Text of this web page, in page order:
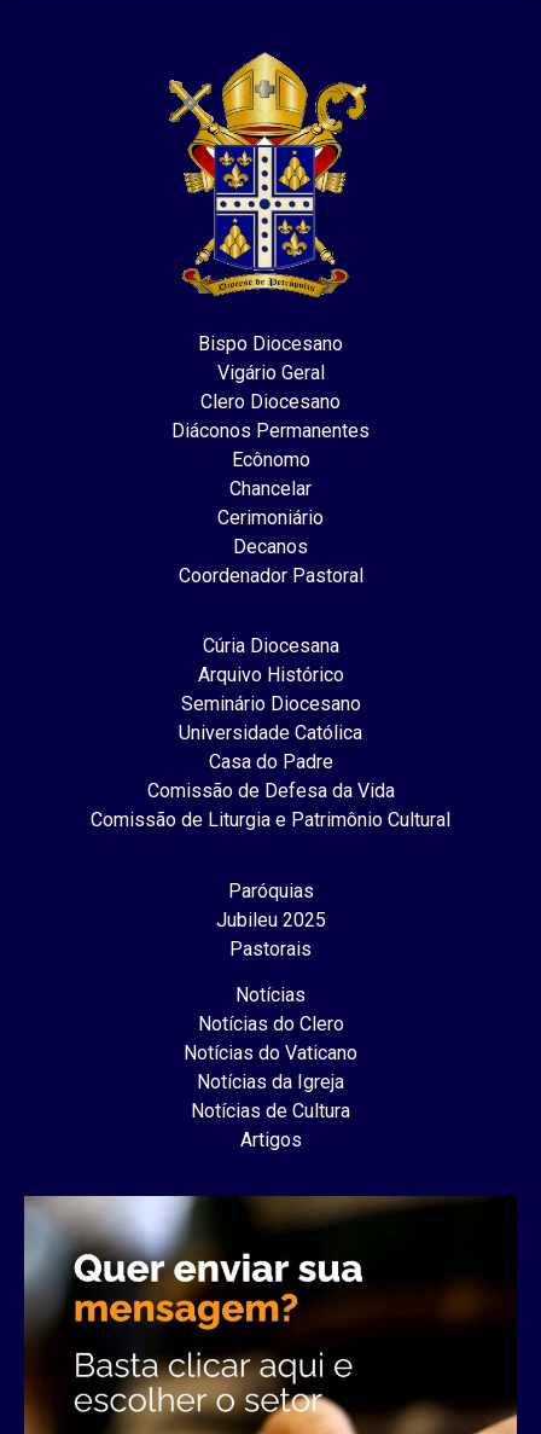
Bispo Diocesano
Vigário Geral
Clero Diocesano
Diáconos Permanentes
Ecônomo
Chancelar
Cerimoniário
Decanos
Coordenador Pastoral
Cúria Diocesana
Arquivo Histórico
Seminário Diocesano
Universidade Católica
Casa do Padre
Comissão de Defesa da Vida
Comissão de Liturgia e Patrimônio Cultural
Paróquias
Jubileu 2025
Pastorais
Notícias
Notícias do Clero
Notícias do Vaticano
Notícias da Igreja
Notícias de Cultura
Artigos